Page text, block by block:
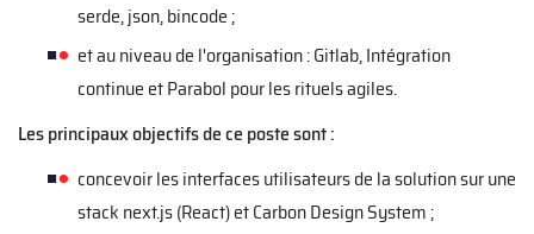
serde, json, bincode ;
et au niveau de l'organisation : Gitlab, Intégration
continue et Parabol pour les rituels agiles.
Les principaux objectifs de ce poste sont :
concevoir les interfaces utilisateurs de la solution sur une
stack next.js (React) et Carbon Design System ;